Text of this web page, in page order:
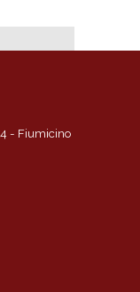
- Fiumicino